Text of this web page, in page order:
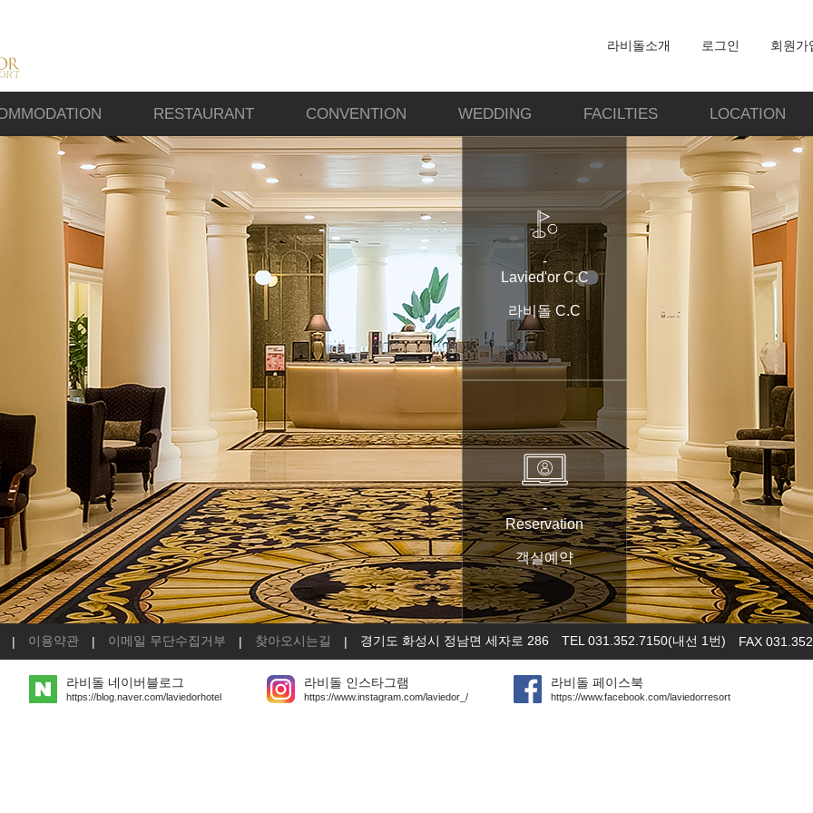
라비돌소개 로그인 회원가
RESTAURANT CONVENTION WEDDING FACILTIES LOCATION
-
Lavied'or C.C
라비돌 C.C
-
Reservation
객실예약
| 이용약관 | 이메일 무단수집거부 | 찾아오시는길 | 경기도 화성시 정남면 세자로 286 TEL 031.352.7150(내선 1번) FAX
라비돌 네이버블로그
https://blog.naver.com/laviedorhotel
라비돌 인스타그램
https://www.instagram.com/laviedor_/
라비돌 페이스북
https://www.facebook.com/laviedorresort